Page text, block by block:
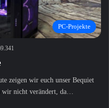
PC-Projekte
zeigen wir euch unser Bequiet
wir nicht verändert, da…